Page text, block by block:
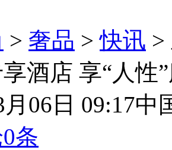
> 奢品 >快讯 >
酒店 享“人性
06日 09:17中
0条